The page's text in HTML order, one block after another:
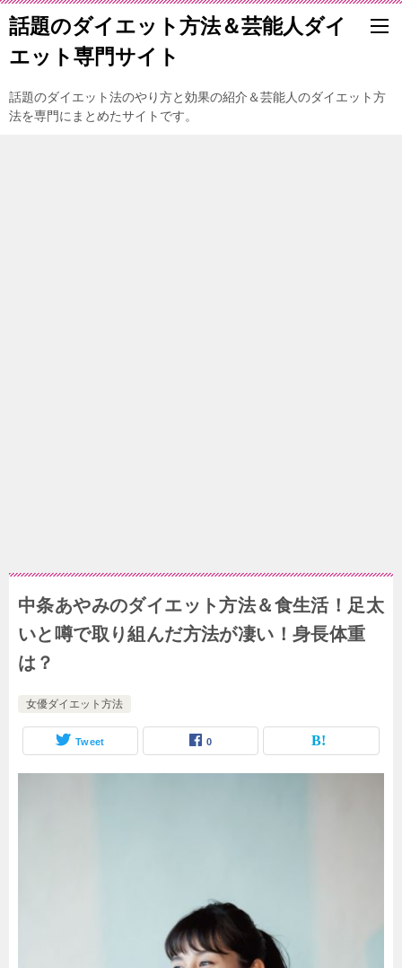
話題のダイエット方法＆芸能人ダイ
エット専門サイト
話題のダイエット法のやり方と効果の紹介＆芸能人のダイエット方
法を専門にまとめたサイトです。
中条あやみのダイエット方法＆食生活！足太
いと噂で取り組んだ方法が凄い！身長体重
は？
女優ダイエット方法
Tweet 0